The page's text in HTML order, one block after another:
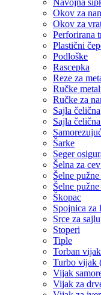
Navojna
Okov za
Okov za
Perforirana
Plastični
Podloške
Rascepka
Reze za
Ručke
Ručke za
Sajla čelična
Sajla
Šarke
Seger
Šelna za
Šelne
Šelne
Škopac
Spojnica za
Srce za sajlu
Stoperi
Tiple
Torban
Turbo vijak
Vijak
Vijak za